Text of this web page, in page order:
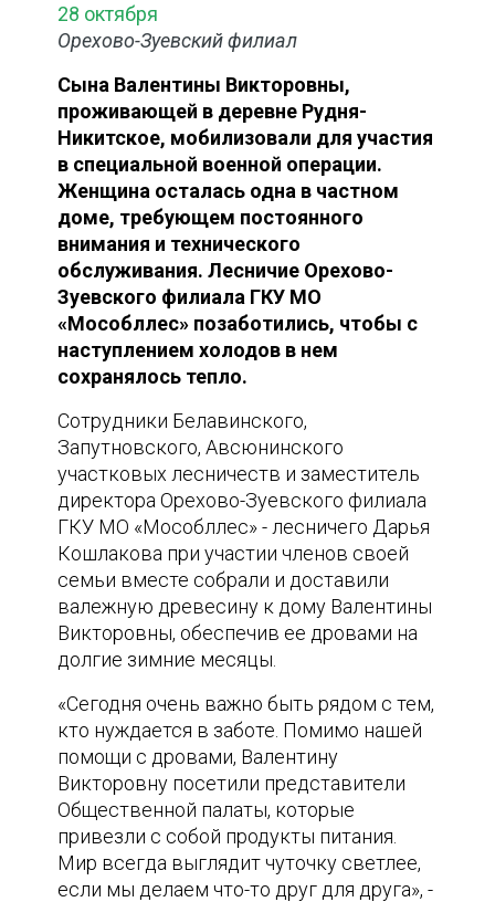
28 октября
Орехово-Зуевский филиал
Сына Валентины Викторовны,
проживающей в деревне Рудня-
Никитское, мобилизовали для участия
в специальной военной операции.
Женщина осталась одна в частном
доме, требующем постоянного
внимания и технического
обслуживания. Лесничие Орехово-
Зуевского филиала ГКУ МО
«Мособллес» позаботились, чтобы с
наступлением холодов в нем
сохранялось тепло.
Сотрудники Белавинского,
Запутновского, Авсюнинского
участковых лесничеств и заместитель
директора Орехово-Зуевского филиала
ГКУ МО «Мособллес» - лесничего Дарья
Кошлакова при участии членов своей
семьи вместе собрали и доставили
валежную древесину к дому Валентины
Викторовны, обеспечив ее дровами на
долгие зимние месяцы.
«Сегодня очень важно быть рядом с тем,
кто нуждается в заботе. Помимо нашей
помощи с дровами, Валентину
Викторовну посетили представители
Общественной палаты, которые
привезли с собой продукты питания.
Мир всегда выглядит чуточку светлее,
если мы делаем что-то друг для друга», -